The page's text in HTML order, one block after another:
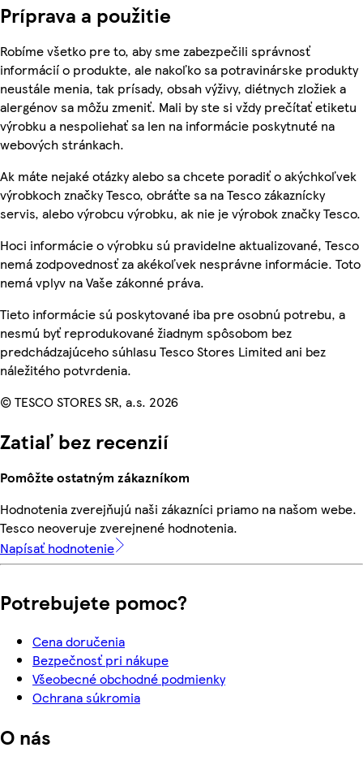
Príprava a použitie
Robíme všetko pre to, aby sme zabezpečili správnosť
informácií o produkte, ale nakoľko sa potravinárske produkty
neustále menia, tak prísady, obsah výživy, diétnych zložiek a
alergénov sa môžu zmeniť. Mali by ste si vždy prečítať etiketu
výrobku a nespoliehať sa len na informácie poskytnuté na
webových stránkach.
Ak máte nejaké otázky alebo sa chcete poradiť o akýchkoľvek
výrobkoch značky Tesco, obráťte sa na Tesco zákaznícky
servis, alebo výrobcu výrobku, ak nie je výrobok značky Tesco.
Hoci informácie o výrobku sú pravidelne aktualizované, Tesco
nemá zodpovednosť za akékoľvek nesprávne informácie. Toto
nemá vplyv na Vaše zákonné práva.
Tieto informácie sú poskytované iba pre osobnú potrebu, a
nesmú byť reprodukované žiadnym spôsobom bez
predchádzajúceho súhlasu Tesco Stores Limited ani bez
náležitého potvrdenia.
© TESCO STORES SR, a.s. 2026
Zatiaľ bez recenzií
Pomôžte ostatným zákazníkom
Hodnotenia zverejňujú naši zákazníci priamo na našom webe.
Tesco neoveruje zverejnené hodnotenia.
Napísať hodnotenie
Potrebujete pomoc?
Cena doručenia
Bezpečnosť pri nákupe
Všeobecné obchodné podmienky
Ochrana súkromia
O nás